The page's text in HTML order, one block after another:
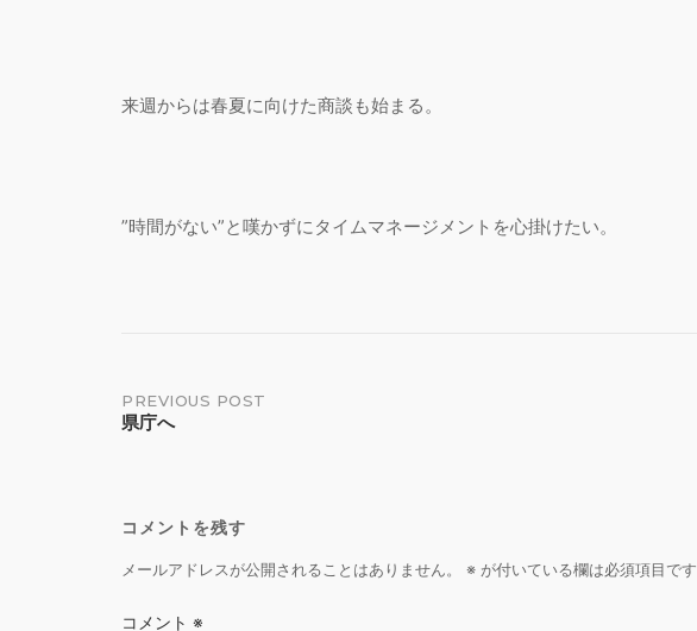
来週からは春夏に向けた商談も始まる。
”時間がない”と嘆かずにタイムマネージメントを心掛けたい。
Post
PREVIOUS POST
県庁へ
コメントを残す
メールアドレスが公開されることはありません。 ※ が付いている欄は必須項目です
コメント ※